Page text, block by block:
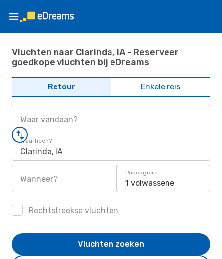
Vluchten naar Clarinda, IA - Reserveer
goedkope vluchten bij eDreams
Retour Enkele reis
Waar vandaan?
Waarheen?
Clarinda, IA
Wanneer?
Passagiers
1 volwassene
Rechtstreekse vluchten
Vluchten zoeken